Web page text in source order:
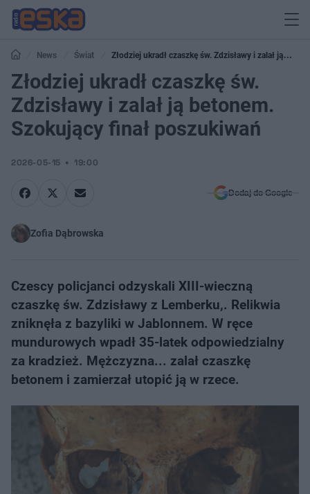
News Świat
Złodziej ukradł czaszkę św. Zdzisławy i zalał ją
betonem. Szokujący finał poszukiwań
Złodziej ukradł czaszkę św.
Zdzisławy i zalał ją betonem.
Szokujący finał poszukiwań
2026-05-15 19:00
Dodaj do Google
Zofia Dąbrowska
Czescy policjanci odzyskali XIII-wieczną
czaszkę św. Zdzisławy z Lemberku,. Relikwia
zniknęła z bazyliki w Jablonnem. W ręce
mundurowych wpadł 35-latek odpowiedzialny
za kradzież. Mężczyzna... zalał czaszkę
betonem i zamierzał utopić ją w rzece.